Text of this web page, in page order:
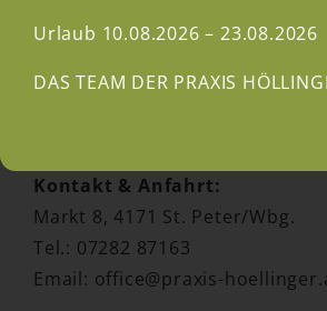
Ordinationszeiten:
Kontakt & Anfahrt:
Markt 8, 4171 St. Peter/Wbg.
Tel.: 07282 87163
Email: office@praxis-
Urlaub 10.08.2026 – 23.08.2026
DAS TEAM DER PRAXIS